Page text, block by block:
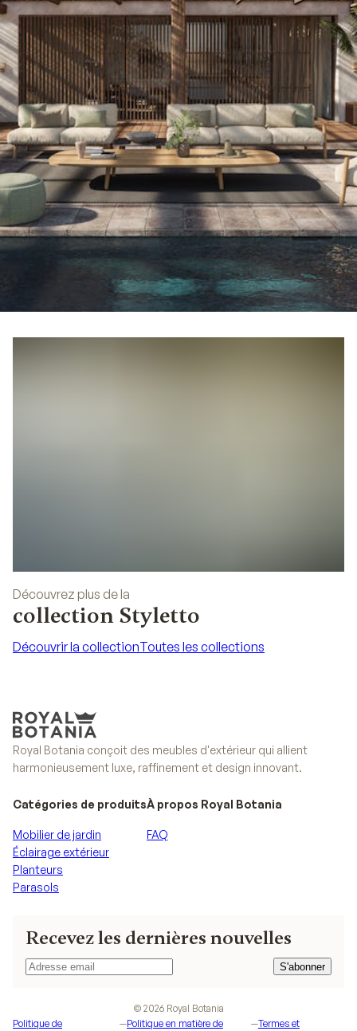
Découvrez plus de la
collection Styletto
Découvrir la collectionToutes les collections
Royal Botania conçoit des meubles d'extérieur qui allient
harmonieusement luxe, raffinement et design innovant.
Recevez les dernières nouvelles
S'abonner
S'abonner
Catégories de produits
Mobilier de jardin
Éclairage extérieur
Planteurs
Parasols
À propos Royal Botania
FAQ
© 2026 Royal Botania
Politique de
—Politique en matière de —Termes et